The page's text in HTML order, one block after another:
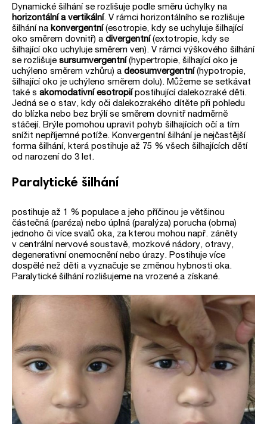
Dynamické šilhání se rozlišuje podle směru úchylky na
horizontální a vertikální. V rámci horizontálního se rozlišuje
šilhání na konvergentní(esotropie, kdy se uchyluje šilhající
oko směrem dovnitř) a divergentní(extotropie, kdy se
šilhající oko uchyluje směrem ven). V rámci výškového šilhání
se rozlišuje sursumvergentní(hypertropie, šilhající oko je
uchýleno směrem vzhůru) a deosumvergentní(hypotropie,
šilhající oko je uchýleno směrem dolu). Můžeme se setkávat
také s akomodativní esotropiípostihující dalekozraké děti.
Jedná se o stav, kdy oči dalekozrakého dítěte při pohledu
do blízka nebo bez brýlí se směrem dovnitř nadměrně
stáčejí. Brýle pomohou upravit pohyb šilhajících očí a tím
snížit nepříjemné potíže. Konvergentní šilhání je nejčastější
forma šilhání, která postihuje až 75 % všech šilhajících dětí
od narození do 3 let.
Paralytické šilhání
postihuje až 1 % populace a jeho příčinou je většinou
částečná (paréza) nebo úplná (paralýza) porucha (obrna)
jednoho či více svalů oka, za kterou mohou např. záněty
v centrální nervové soustavě, mozkové nádory, otravy,
degenerativní onemocnění nebo úrazy. Postihuje více
dospělé než děti a vyznačuje se změnou hybnosti oka.
Paralytické šilhání rozlišujeme na vrozené a získané.